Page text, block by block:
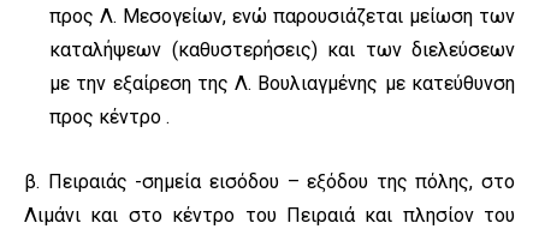
προς Λ. Μεσογείων, ενώ παρουσιάζεται μείωση των
καταλήψεων (καθυστερήσεις) και των διελεύσεων
με την εξαίρεση της Λ. Βουλιαγμένης με κατεύθυνση
προς κέντρο .
β. Πειραιάς -σημεία εισόδου – εξόδου της πόλης, στο
Λιμάνι και στο κέντρο του Πειραιά και πλησίον του